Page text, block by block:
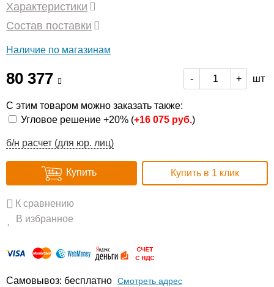
Характеристики
Состав поставки
Наличие по магазинам
80 377 - + шт
С этим товаром можно заказать также:
Угловое решение +20% (+16 075 руб.)
б/н расчет (для юр. лиц)
Купить Купить в 1 клик
К сравнению
В избранное
Самовывоз: бесплатно Смотреть адрес